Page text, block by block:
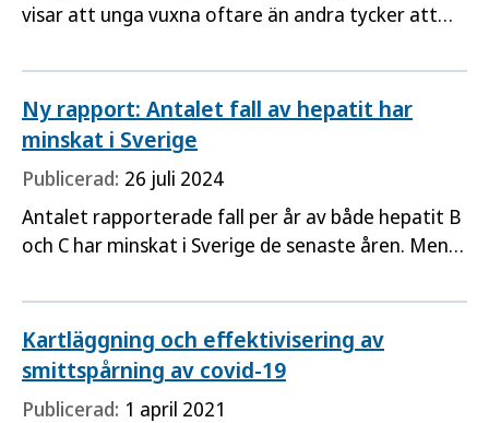
visar att unga vuxna oftare än andra tycker att
ohälsa.
Ny rapport: Antalet fall av hepatit har
minskat i Sverige
Publicerad: 26 juli 2024
Antalet rapporterade fall per år av både hepatit B
och C har minskat i Sverige de senaste åren. Men
sin diagnos, och arbetet med att nå fler för
testning måste fortsätta, visar en rapport som
publiceras i samband med Världshepatitdagen den
28 juli.
Kartläggning och effektivisering av
smittspårning av covid-19
Publicerad: 1 april 2021